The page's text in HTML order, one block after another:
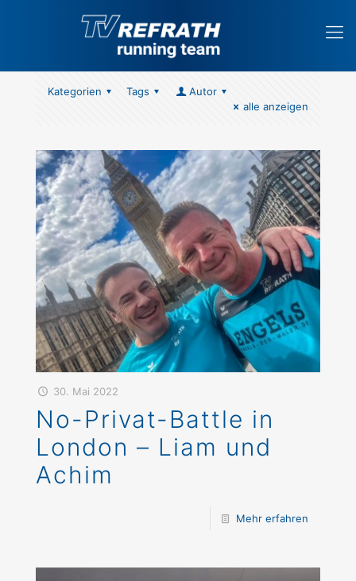
Kategorien Tags
Autor
alle anzeigen
30. Mai 2022
No-Privat-Battle in
London – Liam und
Achim
Mehr erfahren